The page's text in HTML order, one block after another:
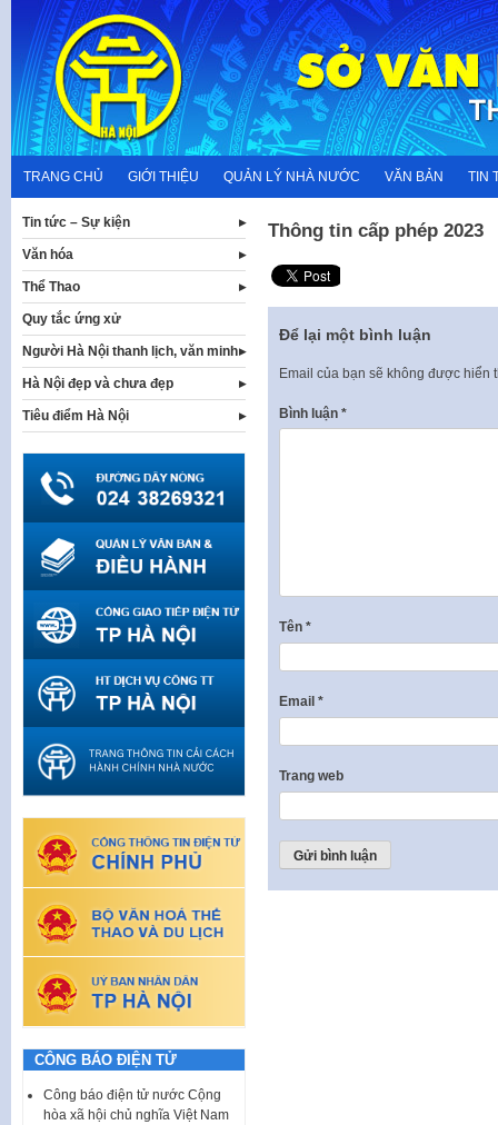
content
TRANG CHỦ GIỚI THIỆU QUẢN LÝ NHÀ NƯỚC VĂN BẢN TIN
Thông tin cấp phép 2023
Để lại một bình luận
Email của bạn sẽ không được hiển
Bình luận *
Tên *
Email *
Trang web
Tin tức – Sự kiện
Văn hóa
Thể Thao
Quy tắc ứng xử
Người Hà Nội thanh lịch, văn minh
Hà Nội đẹp và chưa đẹp
Tiêu điểm Hà Nội
CÔNG BÁO ĐIỆN TỬ
Công báo điện tử nước Cộng
hòa xã hội chủ nghĩa Việt Nam